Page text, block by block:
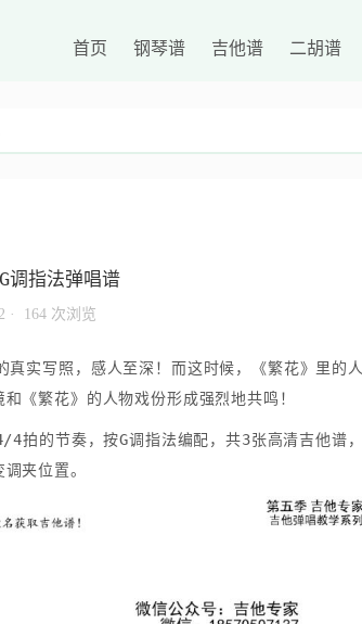
首页 钢琴谱 吉他谱 二胡谱
调指法弹唱谱
· 164 次浏览
真实写照，感人至深！而这时候，《繁花》里的人
《繁花》的人物戏份形成强烈地共鸣！
4拍的节奏，按G调指法编配，共3张高清吉他谱，
夹位置。